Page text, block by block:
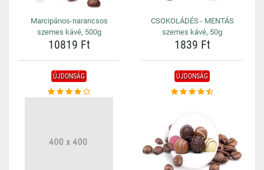
Marcipános-narancsos
szemes kávé, 500g
10819 Ft
CSOKOLÁDÉS - MENTÁS
szemes kávé, 50g
1839 Ft
ÚJDONSÁG ÚJDONSÁG